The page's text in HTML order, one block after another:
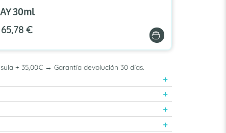
30ml
65,78 € Añadir pack
+ 35,00€ → Garantía devolución 30 días.